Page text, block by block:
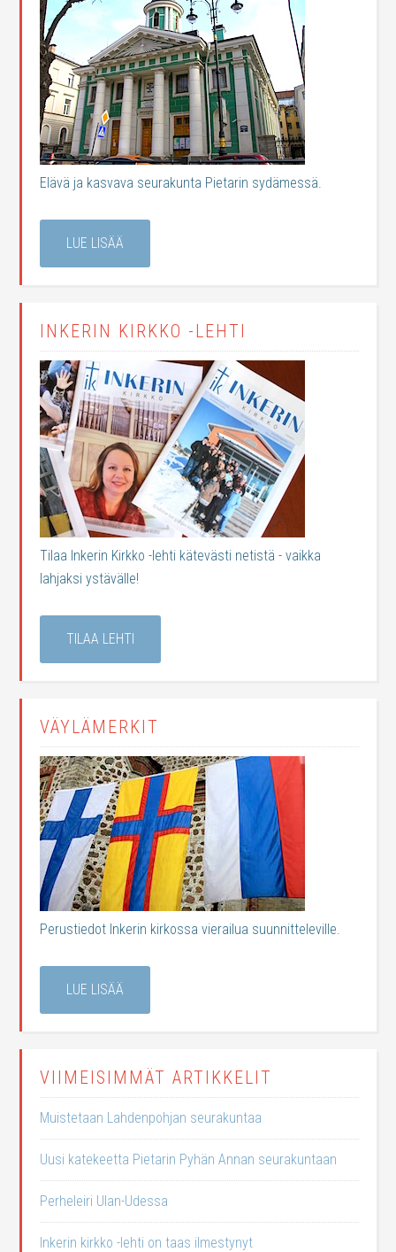
Elävä ja kasvava seurakunta Pietarin sydämessä.
LUE LISÄÄ
INKERIN KIRKKO -LEHTI
Tilaa Inkerin Kirkko -lehti kätevästi netistä - vaikka
lahjaksi ystävälle!
TILAA LEHTI
VÄYLÄMERKIT
Perustiedot Inkerin kirkossa vierailua suunnitteleville.
LUE LISÄÄ
VIIMEISIMMÄT ARTIKKELIT
Muistetaan Lahdenpohjan seurakuntaa
Uusi katekeetta Pietarin Pyhän Annan seurakuntaan
Perheleiri Ulan-Udessa
Inkerin kirkko -lehti on taas ilmestynyt